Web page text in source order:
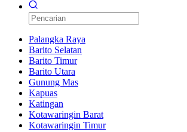
Palangka Raya
Barito Selatan
Barito Timur
Barito Utara
Gunung Mas
Kapuas
Katingan
Kotawaringin Barat
Kotawaringin Timur